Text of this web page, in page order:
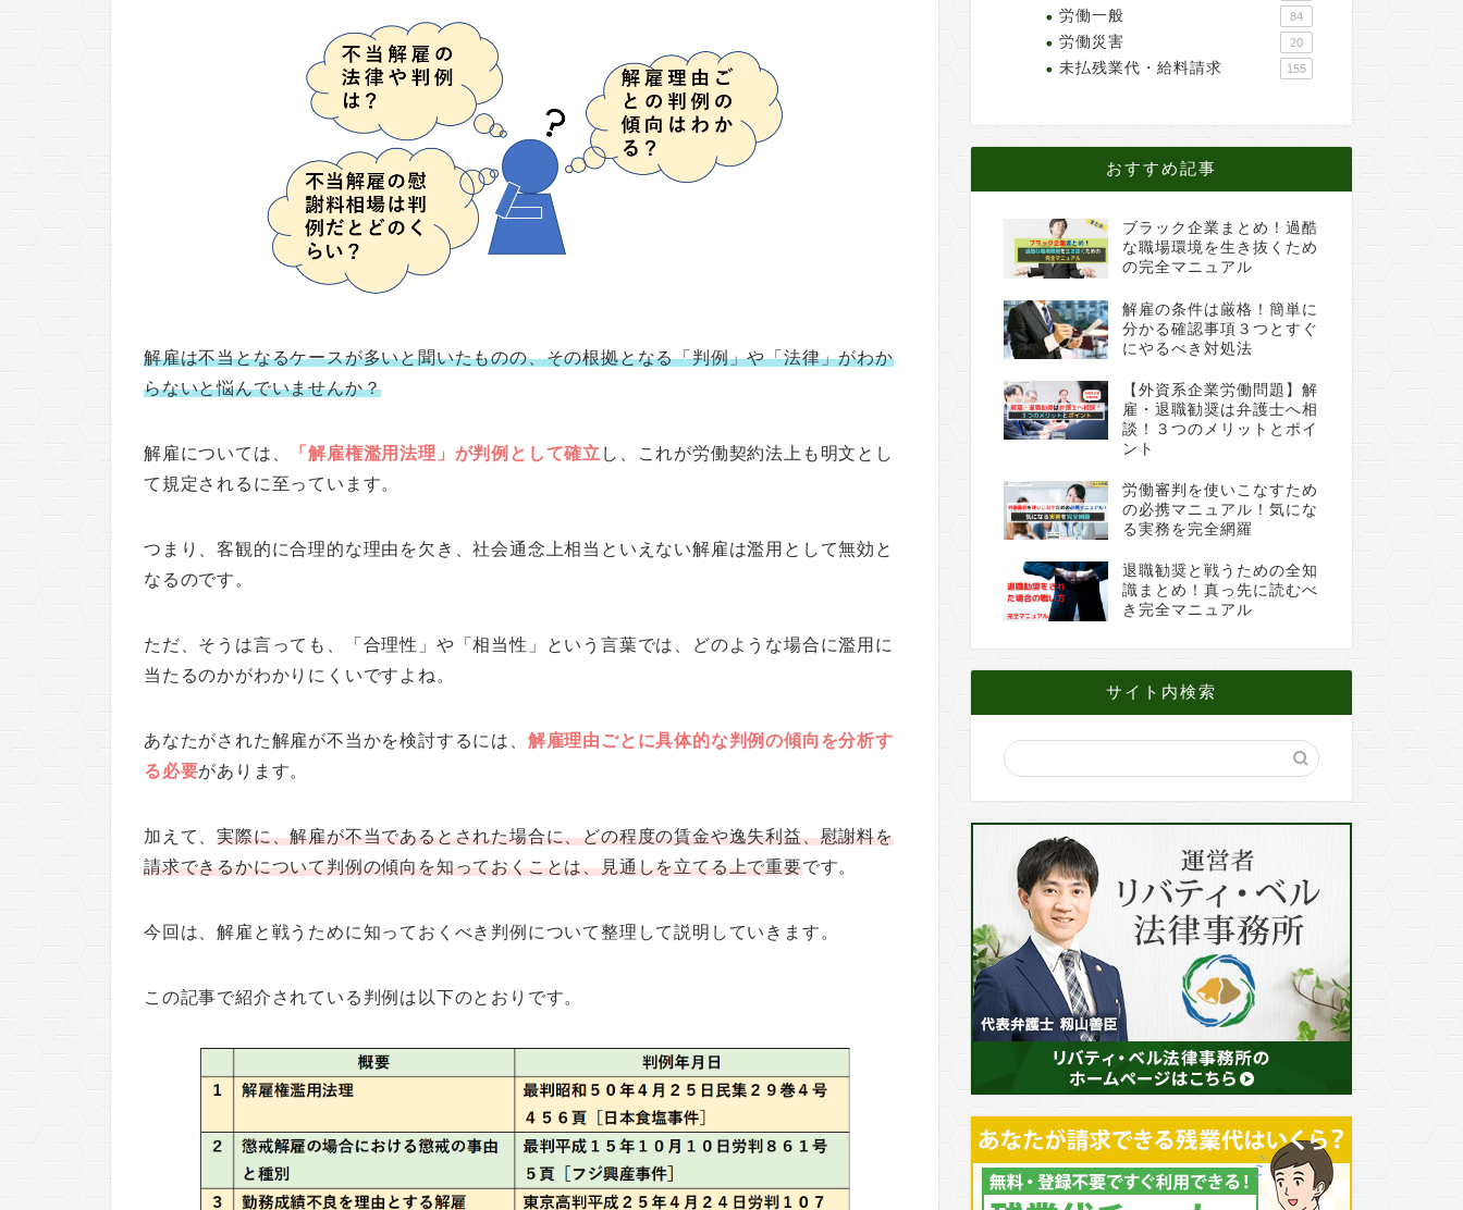
解雇は不当となるケースが多いと聞いたものの、その根拠となる「判例」や「法律」がわか
らないと悩んでいませんか？
解雇については、 「解雇権濫用法理」が判例として確立 し、これが労働契約法上も明文とし
て規定されるに至っています。
つまり、客観的に合理的な理由を欠き、社会通念上相当といえない解雇は濫用として無効と
なるのです。
ただ、そうは言っても、「合理性」や「相当性」という言葉では、どのような場合に濫用に
当たるのかがわかりにくいですよね。
あなたがされた解雇が不当かを検討するには、 解雇理由ごとに具体的な判例の傾向を分析す
る必要があります。
加えて、実際に、解雇が不当であるとされた場合に、どの程度の賃金や逸失利益、慰謝料を
請求できるかについて判例の傾向を知っておくことは、見通しを立てる上で重要です。
今回は、解雇と戦うために知っておくべき判例について整理して説明していきます。
この記事で紹介されている判例は以下のとおりです。
労働一般 84
労働災害 20
未払残業代・給料請求 155
おすすめ記事
ブラック企業まとめ！過酷
な職場環境を生き抜くため
の完全マニュアル
解雇の条件は厳格！簡単に
分かる確認事項３つとすぐ
にやるべき対処法
【外資系企業労働問題】解
雇・退職勧奨は弁護士へ相
談！３つのメリットとポイ
ント
労働審判を使いこなすため
の必携マニュアル！気にな
る実務を完全網羅
退職勧奨と戦うための全知
識まとめ！真っ先に読むべ
き完全マニュアル
サイト内検索